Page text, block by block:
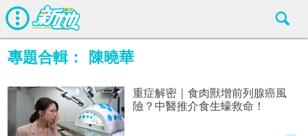
專題合輯： 陳曉華
重症解密｜食肉獸增前列腺癌風
險？中醫推介食生蠔救命！